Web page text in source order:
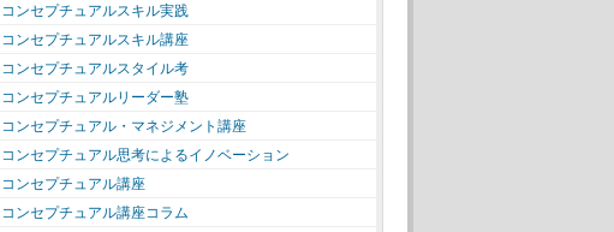
コンセプチュアルスキル実践
コンセプチュアルスキル講座
コンセプチュアルスタイル考
コンセプチュアルリーダー塾
コンセプチュアル・マネジメント講座
コンセプチュアル思考によるイノベーション
コンセプチュアル講座
コンセプチュアル講座コラム